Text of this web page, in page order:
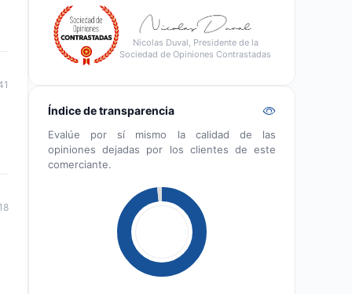
Nicolas Duval, Presidente de la
Sociedad de Opiniones Contrastadas
Índice de transparencia
Evalúe por sí mismo la calidad de las
opiniones dejadas por los clientes de este
comerciante.